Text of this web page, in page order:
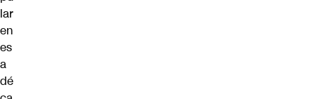
lar
en
es
a
dé